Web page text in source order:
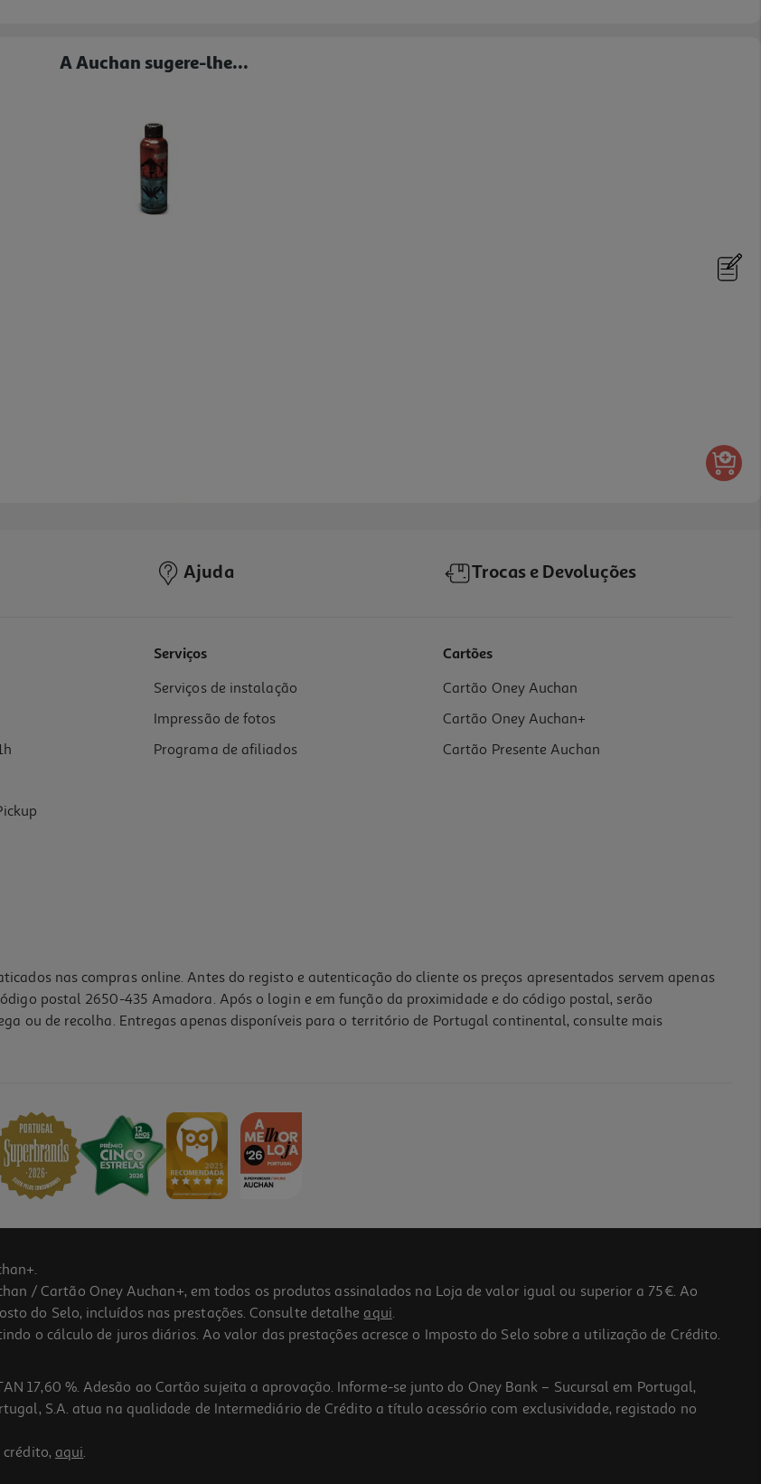
A Auchan sugere-lhe...
Ajuda Trocas e Devoluções
Serviços
Serviços de instalação
Impressão de fotos
Programa de afiliados
Cartões
Cartão Oney Auchan
Cartão Oney Auchan+
Cartão Presente Auchan
nas compras online. Antes do registo e autenticação do cliente os preços apresentados servem apenas
postal 2650-435 Amadora. Após o login e em função da proximidade e do código postal, serão
ou de recolha. Entregas apenas disponíveis para o território de Portugal continental, consulte mais
/ Cartão Oney Auchan+, em todos os produtos assinalados na Loja de valor igual ou superior a 75€. Ao
do Selo, incluídos nas prestações. Consulte detalhe aqui.
o cálculo de juros diários. Ao valor das prestações acresce o Imposto do Selo sobre a utilização de Crédito.
17,60 %. Adesão ao Cartão sujeita a aprovação. Informe-se junto do Oney Bank – Sucursal em Portugal,
S.A. atua na qualidade de Intermediário de Crédito a título acessório com exclusividade, registado no
aqui.